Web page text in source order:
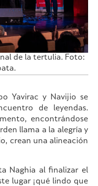
de la tertulia. Foto:
Yavirac y Navijio se
de leyendas.
encontrándose
llama a la alegría y
crean una alineación
Naghia al finalizar el
lugar ¡qué lindo que